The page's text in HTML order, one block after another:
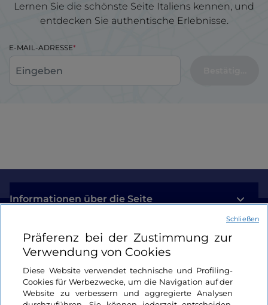
Lernen Sie die schönste Seite Italiens kennen, und
entdecken Sie authentische Erlebnisse.
E-MAIL-ADRESSE
Informationen über die Seite
Nützliche Links
Login
Bleiben wir in Kontakt
Präferenz bei der Zustimmung zur
Verwendung von Cookies
Diese Website verwendet technische und Profiling-
Cookies für Werbezwecke, um die Navigation auf der
Website zu verbessern und aggregierte Analysen
Schließen